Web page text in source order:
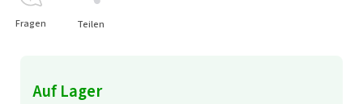
Auf Lager
Fragen Teilen